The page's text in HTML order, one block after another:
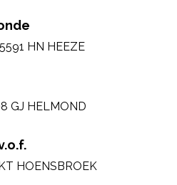
5591 HN HEEZE
GJ HELMOND
HOENSBROEK